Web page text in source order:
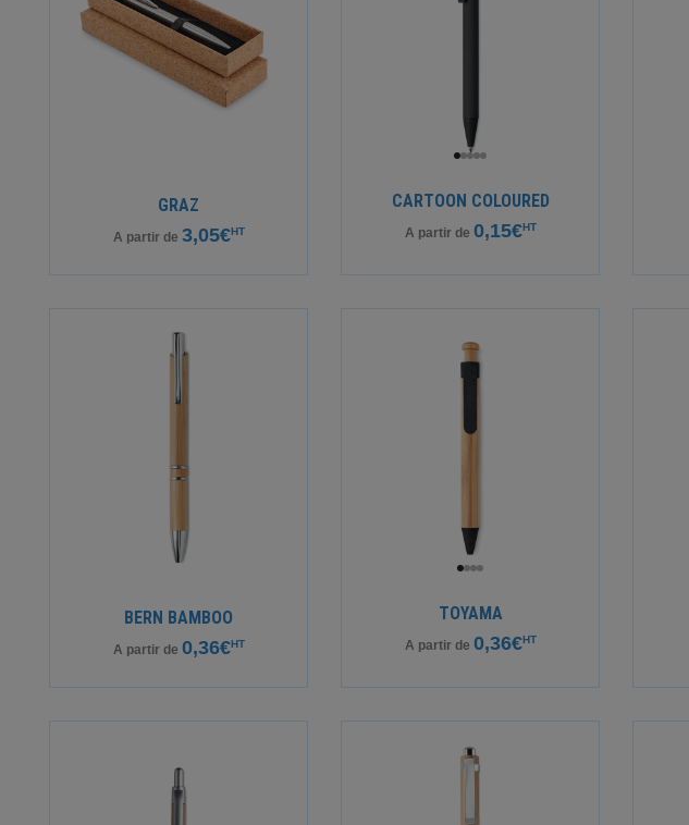
GRAZ
A partir de 3,05€HT
CARTOON COLOURED
A partir de 0,15€HT
BERN BAMBOO
A partir de 0,36€HT
TOYAMA
A partir de 0,36€HT